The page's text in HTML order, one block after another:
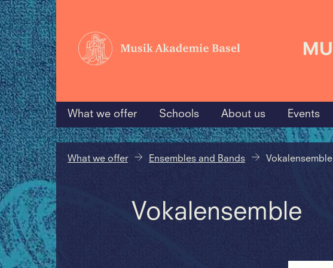
What we offer Schools About us Events
What we offer Ensembles and Bands Vokalensemble
Vokalensemble